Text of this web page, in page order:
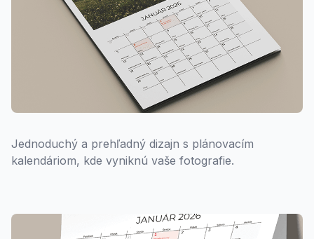
Jednoduchý a prehľadný dizajn s plánovacím
kalendáriom, kde vyniknú vaše fotografie.